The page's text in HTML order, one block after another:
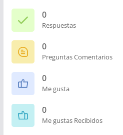
0
Respuestas
0
Preguntas Comentarios
0
Me gusta
0
Me gustas Recibidos